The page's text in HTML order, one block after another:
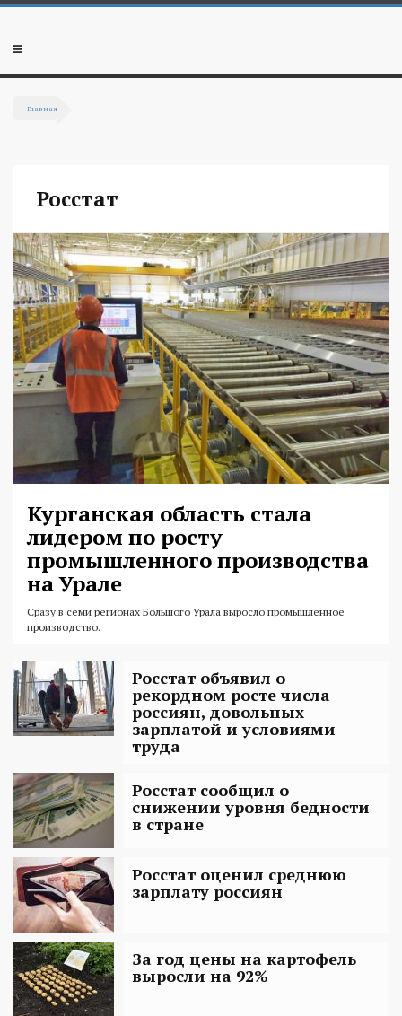
Перейти к основному содержанию
Мобильное
Главная
Росстат
Курганская область стала
лидером по росту
промышленного производства
на Урале
Сразу в семи регионах Большого Урала выросло промышленное
производство.
Росстат объявил о
рекордном росте числа
россиян, довольных
зарплатой и условиями
труда
Росстат сообщил о
снижении уровня бедности
в стране
Росстат оценил среднюю
зарплату россиян
За год цены на картофель
выросли на 92%